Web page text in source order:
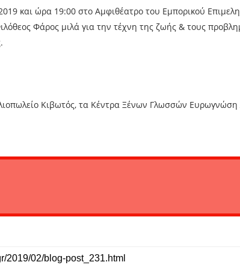
και ώρα 19:00 στο Αμφιθέατρο του Εμπορικού
Φάρος μιλά για την τέχνη της ζωής & τους
Κιβωτός, τα Κέντρα Ξένων Γλωσσών